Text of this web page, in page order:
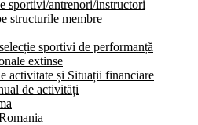
sportivi/antrenori/instructori
structurile membre
sportivi de performanță
extinse
activitate și Situații financiare
de activități